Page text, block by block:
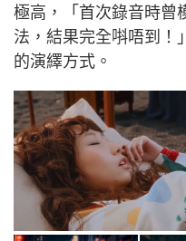
極高，「首次錄音時曾
法，結果完全唞唔到！
的演繹方式。